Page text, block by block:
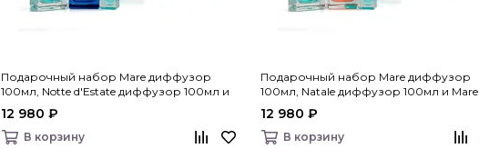
Подарочный набор Mare диффузор
100мл, Notte d'Estate диффузор 100мл и
12 980 ₽
В корзину
Подарочный набор Mare диффузор
100мл, Natale диффузор 100мл и Mare
12 980 ₽
В корзину